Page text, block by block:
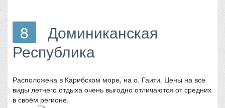
8
Доминиканская
Республика
Расположена в Карибском море, на о. Гаити. Цены на все
виды летнего отдыха очень выгодно отличаются от средних
в своём регионе.